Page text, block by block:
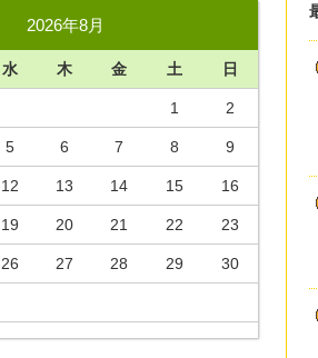
2026年8月
水 木 金 土 日
1 2
5 6 7 8 9
12 13 14 15 16
19 20 21 22 23
26 27 28 29 30